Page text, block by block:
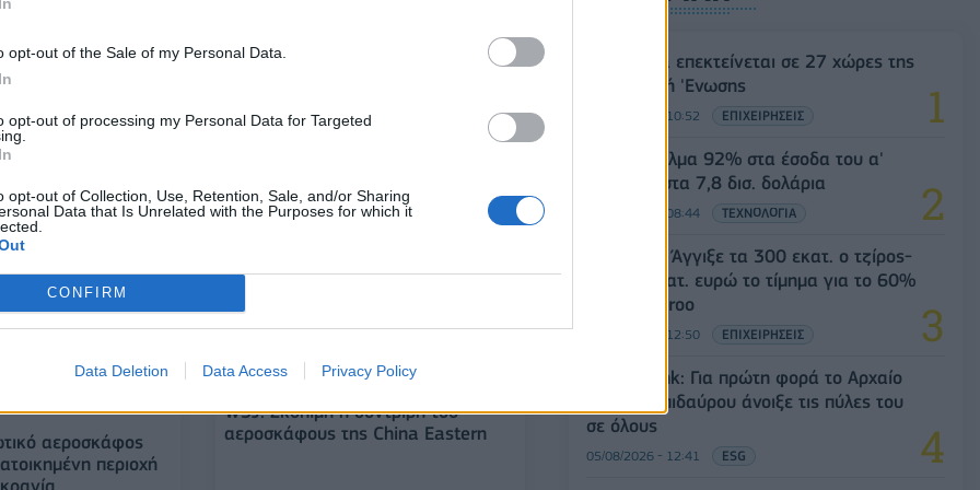
opt-out of the Sale of my Personal Data.
opt-out of processing my Personal Data for Targeted
opt-out of Collection, Use, Retention, Sale, and/or Sharing
Data that Is Unrelated with the Purposes for which it
CONFIRM
Data Deletion Data Access Privacy Policy
Είδε το
πήρε φωτιά -
Πτώση μαχητικού διθέσιου
αεροσκάφους F - 4 στη θαλάσσια
Έρευνες για δύο πιλότους
αεροσκάφος
περιοχή
ΕΠΙΧΕΙΡΗΣΕΙΣ
WSJ: Σκόπιμη η συντριβή του
αεροσκάφους της China Eastern
Η Vendora επεκτείνεται σε 27 χώρες της
Ευρωπαϊκή 'Ενωσης
05/08/2026 - 10:52 ΕΠΙΧΕΙΡΗΣΕΙΣ
SpaceX: Άλμα 92% στα έσοδα του α'
τριμήνου στα 7,8 δισ. δολάρια
05/08/2026 - 08:44 ΤΕΧΝΟΛΟΓΙΑ
Evergood: Άγγιξε τα 300 εκατ. ο τζίρος-
Στα 10 εκατ. ευρώ το τίμημα για το 60%
του Jackaroo
05/08/2026 - 12:50 ΕΠΙΧΕΙΡΗΣΕΙΣ
Alpha Bank: Για πρώτη φορά το Αρχαίο
Θέατρο Επιδαύρου άνοιξε τις πύλες του
σε όλους
05/08/2026 - 12:41 ESG